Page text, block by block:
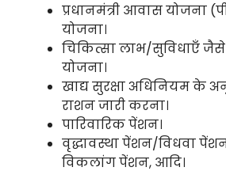
प्रधानमंत्री आवास योजना
योजना।
चिकित्सा लाभ/सुविधाएँ
योजना।
खाद्य सुरक्षा अधिनियम के
राशन जारी करना।
पारिवारिक पेंशन।
वृद्धावस्था पेंशन/विधवा
विकलांग पेंशन, आदि।